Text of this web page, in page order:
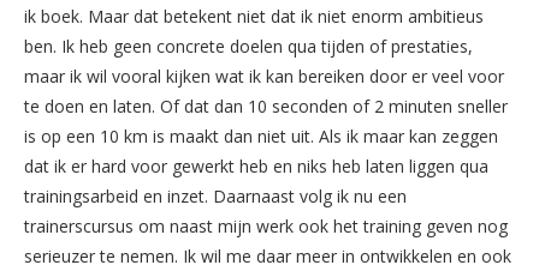
ik boek. Maar dat betekent niet dat ik niet enorm ambitieus
ben. Ik heb geen concrete doelen qua tijden of prestaties,
maar ik wil vooral kijken wat ik kan bereiken door er veel voor
te doen en laten. Of dat dan 10 seconden of 2 minuten sneller
is op een 10 km is maakt dan niet uit. Als ik maar kan zeggen
dat ik er hard voor gewerkt heb en niks heb laten liggen qua
trainingsarbeid en inzet. Daarnaast volg ik nu een
trainerscursus om naast mijn werk ook het training geven nog
serieuzer te nemen. Ik wil me daar meer in ontwikkelen en ook